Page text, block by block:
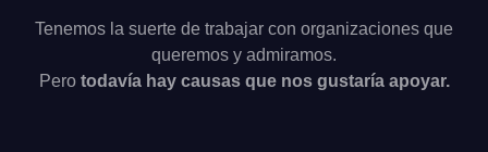
Tenemos la suerte de trabajar con organizaciones que
queremos y admiramos.
Pero todavía hay causas que nos gustaría apoyar.